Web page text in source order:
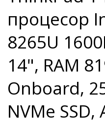
процесор
8265U
14", RAM
Onboard,
NVMe SSD,